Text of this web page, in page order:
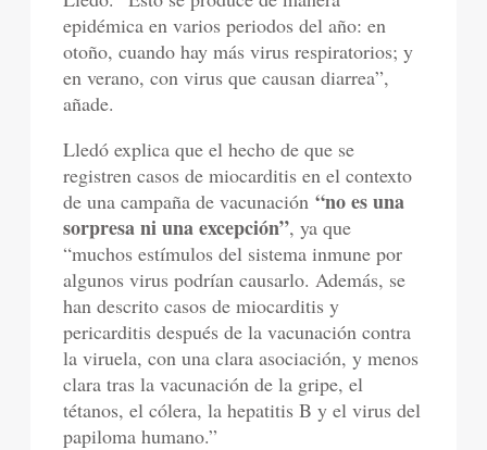
epidémica en varios periodos del año: en
otoño, cuando hay más virus respiratorios; y
en verano, con virus que causan diarrea”,
añade.
Lledó explica que el hecho de que se
registren casos de miocarditis en el contexto
de una campaña de vacunación “no es una
sorpresa ni una excepción”, ya que
“muchos estímulos del sistema inmune por
algunos virus podrían causarlo. Además, se
han descrito casos de miocarditis y
pericarditis después de la vacunación contra
la viruela, con una clara asociación, y menos
clara tras la vacunación de la gripe, el
tétanos, el cólera, la hepatitis B y el virus del
papiloma humano.”